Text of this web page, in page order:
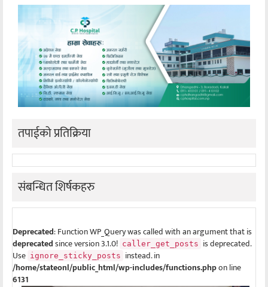
तपाईको प्रतिक्रिया
संबन्धित शिर्षकहरु
Deprecated: Function WP_Query was called with an argument that is
deprecatedsince version 3.1.0! caller_get_posts is deprecated.
Use ignore_sticky_posts instead. in
/home/stateonl/public_html/wp-includes/functions.phpon line
6131